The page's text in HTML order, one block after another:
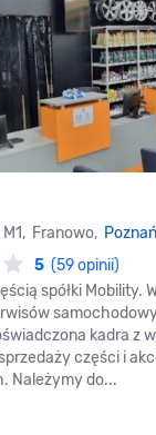
Franowo, Poznań
5 (59 opinii)
spółki Mobility.
kadra z
części i
Należymy do...